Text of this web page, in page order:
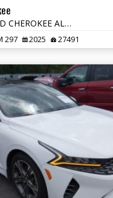
2025r., JEEP GRAND CHEROKEE ALTITUDE X 4X4, 3.6L, od ubezpieczalni
297 2025 27491